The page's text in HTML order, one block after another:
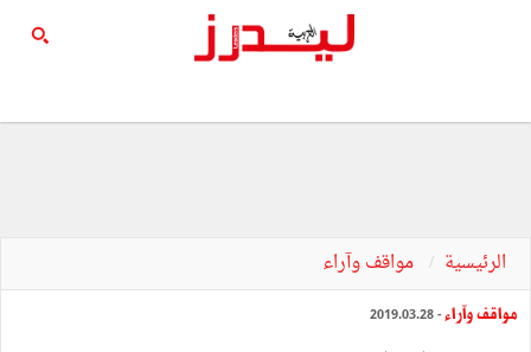
الرئيسية مواقف وآراء
مواقف وآراء- 2019.03.28